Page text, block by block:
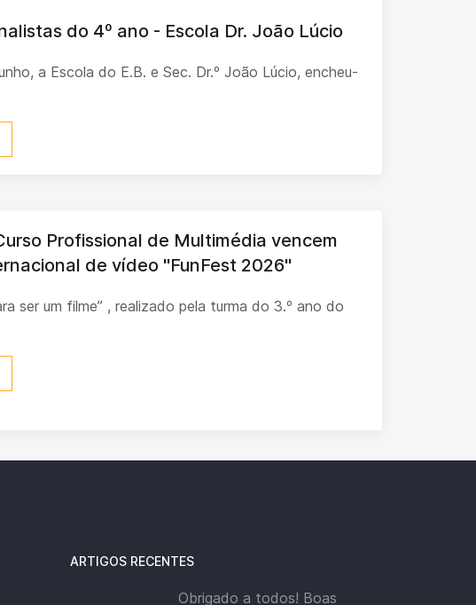
do 4º ano - Escola Dr. João Lúcio
a Escola do E.B. e Sec. Dr.º João Lúcio, encheu-
Profissional de Multimédia vencem
de vídeo "FunFest 2026"
ser um filme” , realizado pela turma do 3.º ano do
ARTIGOS RECENTES
Obrigado a todos! Boas